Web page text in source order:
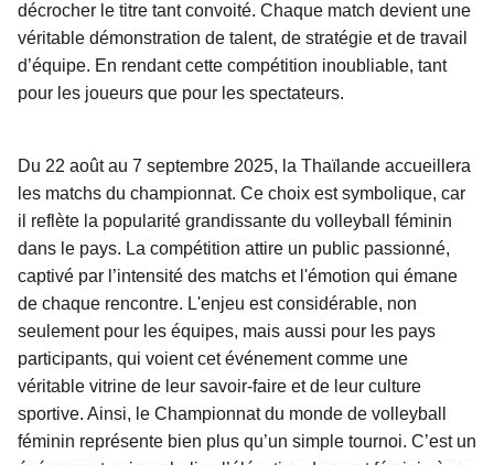
décrocher le titre tant convoité. Chaque match devient une
véritable démonstration de talent, de stratégie et de travail
d’équipe. En rendant cette compétition inoubliable, tant
pour les joueurs que pour les spectateurs.
Du 22 août au 7 septembre 2025, la Thaïlande accueillera
les matchs du championnat. Ce choix est symbolique, car
il reflète la popularité grandissante du volleyball féminin
dans le pays. La compétition attire un public passionné,
captivé par l’intensité des matchs et l'émotion qui émane
de chaque rencontre. L'enjeu est considérable, non
seulement pour les équipes, mais aussi pour les pays
participants, qui voient cet événement comme une
véritable vitrine de leur savoir-faire et de leur culture
sportive. Ainsi, le Championnat du monde de volleyball
féminin représente bien plus qu’un simple tournoi. C’est un